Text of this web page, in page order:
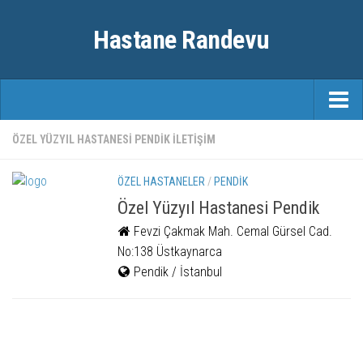
Hastane Randevu
ANASAYFA
RANDEVU
ÖZEL YÜZYIL HASTANESI PENDIK ILETIŞIM
ÖZEL HASTANELER / PENDIK
Özel Yüzyıl Hastanesi Pendik
Fevzi Çakmak Mah. Cemal Gürsel Cad.
No:138 Üstkaynarca
Pendik / İstanbul